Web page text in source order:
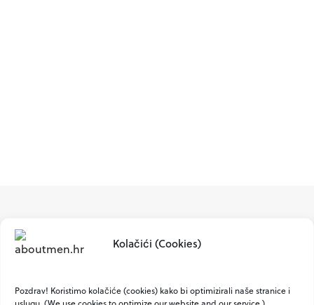
Kolačići (Cookies)
Pozdrav! Koristimo kolačiće (cookies) kako bi optimizirali naše stranice i